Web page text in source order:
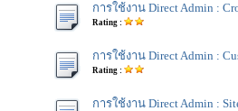
การใช้งาน Direct Admin :
Rating :
การใช้งาน Direct Admin :
Rating :
การใช้งาน Direct Admin :